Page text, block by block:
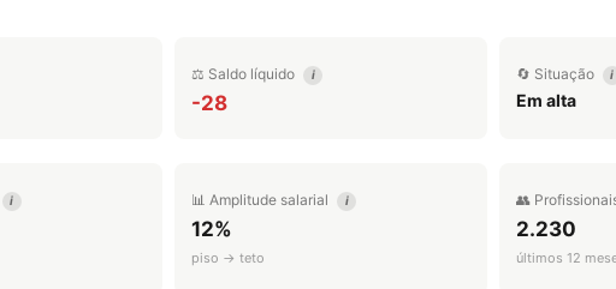
⚖️ Saldo líquido i
-28
🔄 Situação i
Em alta
i 📊 Amplitude salarial i
12%
piso → teto
👥
2.230
últimos 12